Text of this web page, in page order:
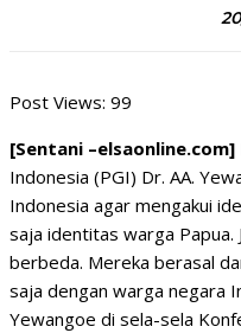
Post Views: 99
[Sentani –elsaonline.com]
Indonesia (PGI) Dr. AA.
Indonesia agar mengakui
saja identitas warga Papua.
berbeda. Mereka berasal
saja dengan warga negara
Yewangoe di sela-sela